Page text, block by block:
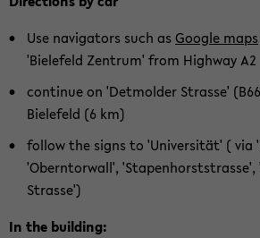
Use nav­i­ga­tors such as Google maps
'Biele­feld Zen­trum' from High­way A2
con­tinue on 'Det­molder Strasse'
Biele­feld (6 km)
fol­low the signs to 'Uni­ver­sität' ( via
'Obern­tor­wall',
Strasse')
In the build­ing: